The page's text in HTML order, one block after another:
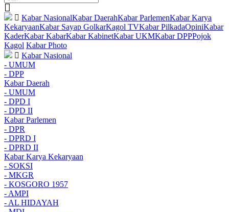
Kabar NasionalKabar DaerahKabar ParlemenKabar Karya
KekaryaanKabar Sayap GolkarKagol TVKabar PilkadaOpiniKabar
KaderKabar KabarKabar KabinetKabar UKMKabar DPPPojok
Kagol Kabar Photo
Kabar Nasional
- UMUM
- DPP
Kabar Daerah
- UMUM
- DPD I
- DPD II
Kabar Parlemen
- DPR
- DPRD I
- DPRD II
Kabar Karya Kekaryaan
- SOKSI
- MKGR
- KOSGORO 1957
- AMPI
- AL HIDAYAH